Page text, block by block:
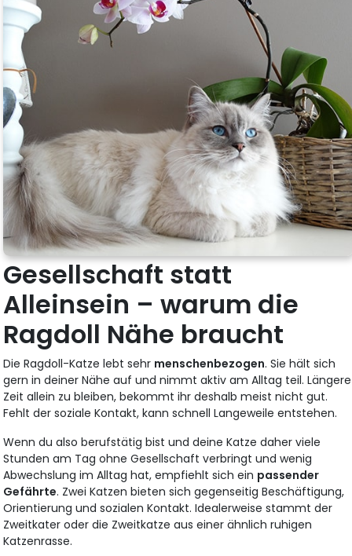
Gesellschaft statt
Alleinsein – warum die
Ragdoll Nähe braucht
Die Ragdoll-Katze lebt sehr menschenbezogen. Sie hält sich
gern in deiner Nähe auf und nimmt aktiv am Alltag teil. Längere
Zeit allein zu bleiben, bekommt ihr deshalb meist nicht gut.
Fehlt der soziale Kontakt, kann schnell Langeweile entstehen.
Wenn du also berufstätig bist und deine Katze daher viele
Stunden am Tag ohne Gesellschaft verbringt und wenig
Abwechslung im Alltag hat, empfiehlt sich ein passender
Gefährte. Zwei Katzen bieten sich gegenseitig Beschäftigung,
Orientierung und sozialen Kontakt. Idealerweise stammt der
Zweitkater oder die Zweitkatze aus einer ähnlich ruhigen
Katzenrasse.